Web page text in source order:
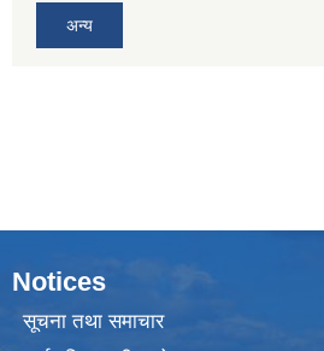
अन्य
Notices
सूचना तथा समाचार